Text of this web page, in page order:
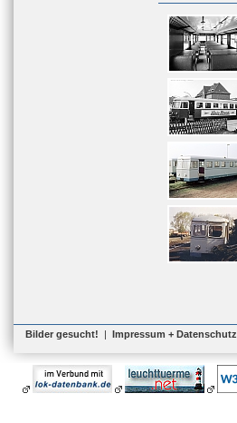
Bilder gesucht! | Impressum + Datenschutz